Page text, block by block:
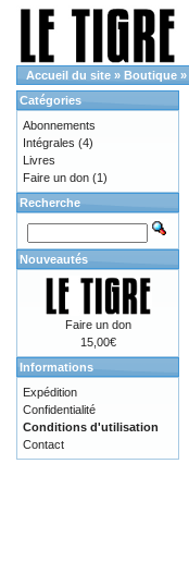
Accueil du site » Boutique »
Catégories
Abonnements
Intégrales (4)
Livres
Faire un don (1)
Recherche
Nouveautés
Faire un don
15,00€
Informations
Expédition
Confidentialité
Conditions d'utilisation
Contact